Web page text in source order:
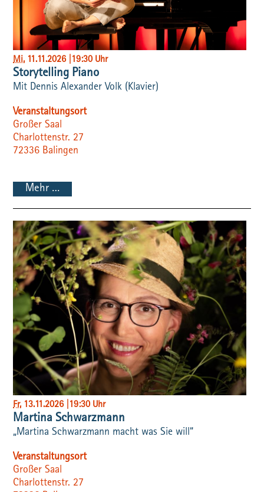
Mi, 11.11.2026 19:30 Uhr
Storytelling Piano
Mit Dennis Alexander Volk (Klavier)
Veranstaltungsort
Großer Saal
Charlottenstr. 27
72336 Balingen
Mehr …
Fr, 13.11.2026 19:30 Uhr
Martina Schwarzmann
„Martina Schwarzmann macht was Sie will“
Veranstaltungsort
Großer Saal
Charlottenstr. 27